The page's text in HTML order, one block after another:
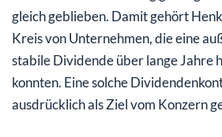
gleich geblieben. Damit gehört
Kreis von Unternehmen, die eine
stabile Dividende über lange Jahre
konnten. Eine solche
ausdrücklich als Ziel vom Konzern